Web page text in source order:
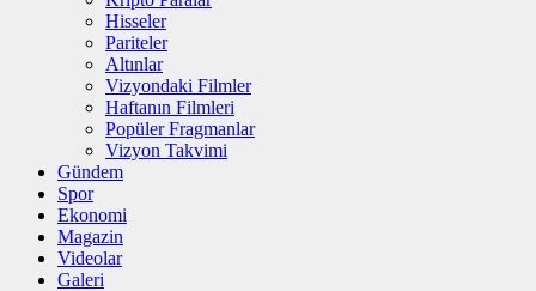
Hisseler
Pariteler
Altınlar
Vizyondaki Filmler
Haftanın Filmleri
Popüler Fragmanlar
Vizyon Takvimi
Gündem
Spor
Ekonomi
Magazin
Videolar
Galeri